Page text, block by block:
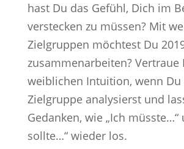
hast Du das Gefühl, Dich im
verstecken zu müssen? Mit
Zielgruppen möchtest Du
zusammenarbeiten? Vertraue
weiblichen Intuition, wenn Du
Zielgruppe analysierst und
Gedanken, wie „Ich müsste…“
sollte…“ wieder los.